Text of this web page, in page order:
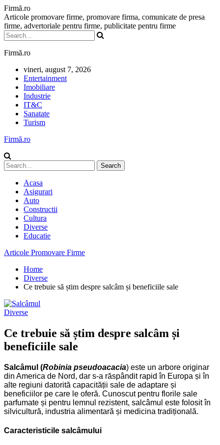
Firmă.ro
Articole promovare firme, promovare firma, comunicate de presa
firme, advertoriale pentru firme, publicitate pentru firme
Firmă.ro
vineri, august 7, 2026
Entertainment
Imobiliare
Industrie
IT&C
Sanatate
Turism
Firmă.ro
Acasa
Asigurari
Auto
Constructii
Cultura
Diverse
Educatie
Articole Promovare Firme
Home
Diverse
Ce trebuie să știm despre salcâm și beneficiile sale
Diverse
Ce trebuie să știm despre salcâm și
beneficiile sale
Salcâmul (Robinia pseudoacacia) este un arbore originar
din America de Nord, dar s-a răspândit rapid în Europa și în
alte regiuni datorită capacității sale de adaptare și
beneficiilor pe care le oferă. Cunoscut pentru florile sale
parfumate și pentru lemnul rezistent, salcâmul este folosit în
silvicultură, industria alimentară și medicina tradițională.
Caracteristicile salcâmului